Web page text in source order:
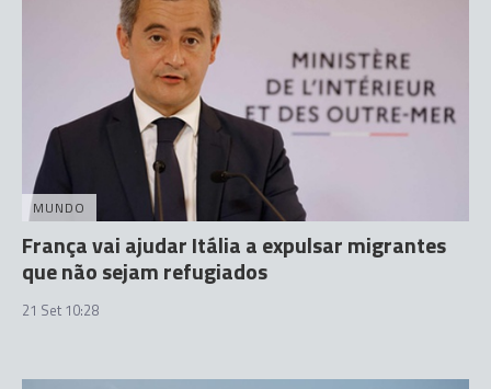
MUNDO
França vai ajudar Itália a expulsar migrantes
que não sejam refugiados
21 Set 10:28